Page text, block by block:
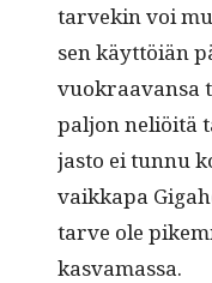
tarvekin voi
sen käyt­töiän
vuokraa­vansa
paljon neliöitä
jas­to ei tun­nu
vaikka­pa
tarve ole
kasvamassa.